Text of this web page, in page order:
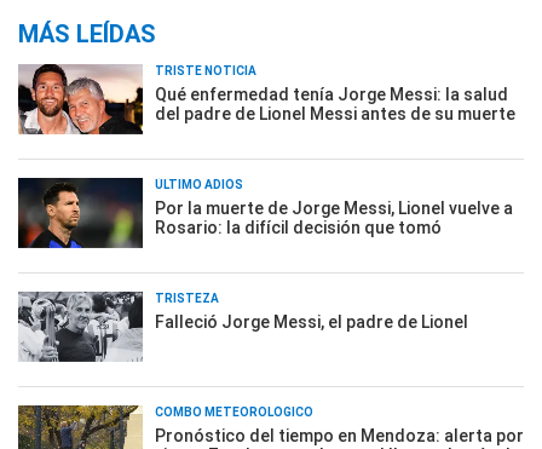
MÁS LEÍDAS
TRISTE NOTICIA
Qué enfermedad tenía Jorge Messi: la salud
del padre de Lionel Messi antes de su muerte
ÚLTIMO ADIÓS
Por la muerte de Jorge Messi, Lionel vuelve a
Rosario: la difícil decisión que tomó
TRISTEZA
Falleció Jorge Messi, el padre de Lionel
COMBO METEOROLÓGICO
Pronóstico del tiempo en Mendoza: alerta por